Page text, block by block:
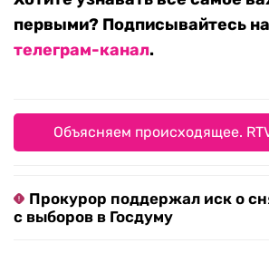
первыми? Подписывайтесь
телеграм-канал.
Объясняем происходящее.
Прокурор поддержал иск о
с выборов в Госдуму